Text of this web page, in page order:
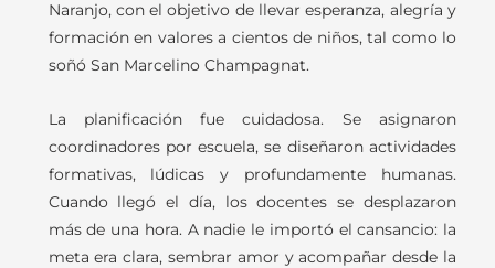
Naranjo, con el objetivo de llevar esperanza, alegría y
formación en valores a cientos de niños, tal como lo
soñó San Marcelino Champagnat.
La planificación fue cuidadosa. Se asignaron
coordinadores por escuela, se diseñaron actividades
formativas, lúdicas y profundamente humanas.
Cuando llegó el día, los docentes se desplazaron
más de una hora. A nadie le importó el cansancio: la
meta era clara, sembrar amor y acompañar desde la